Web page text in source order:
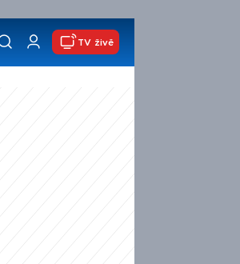
TV živě